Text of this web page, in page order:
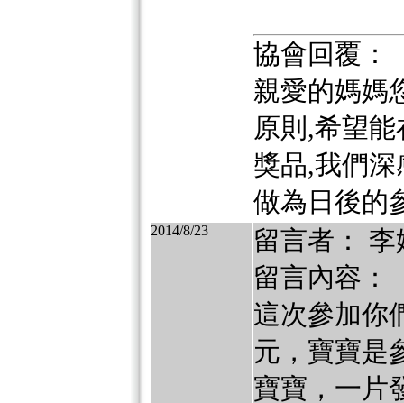
協會回覆：
親愛的媽媽
原則,希望
獎品,我們
做為日後的
2014/8/23
留言者： 李
留言內容：
這次參加你
元，寶寶是
寶寶，一片